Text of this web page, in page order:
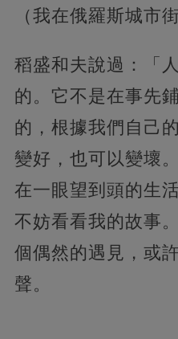
（我在俄羅斯城市
稻盛和夫說過：「
的。它不是在事先
的，根據我們自己
變好，也可以變壞
在一眼望到頭的生
不妨看看我的故事
個偶然的遇見，或
聲。